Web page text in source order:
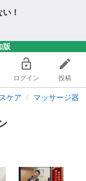
！
版
ログイン 投稿
ケア マッサージ器